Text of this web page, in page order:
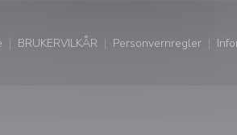
et nytt vindu))
BRUKERVILKÅR
((åpner i et nytt vindu))
Personvernregler
((åpner i et